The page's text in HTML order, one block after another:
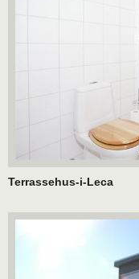
Terrassehus-i-Leca